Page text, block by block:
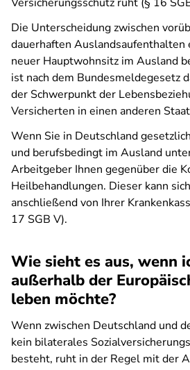
Die Unterscheidung zwischen
dauerhaften Auslandsaufenthalten
neuer Hauptwohnsitz im Ausland
ist nach dem Bundesmeldegesetz
der Schwerpunkt der
Versicherten in einen anderen
Wenn Sie in Deutschland
und berufsbedingt im Ausland
Arbeitgeber Ihnen gegenüber die
Heilbehandlungen. Dieser kann
anschließend von Ihrer
17 SGB V).
Wie sieht es aus, wenn
außerhalb der
leben möchte?
Wenn zwischen Deutschland und
kein bilaterales
besteht, ruht in der Regel mit der